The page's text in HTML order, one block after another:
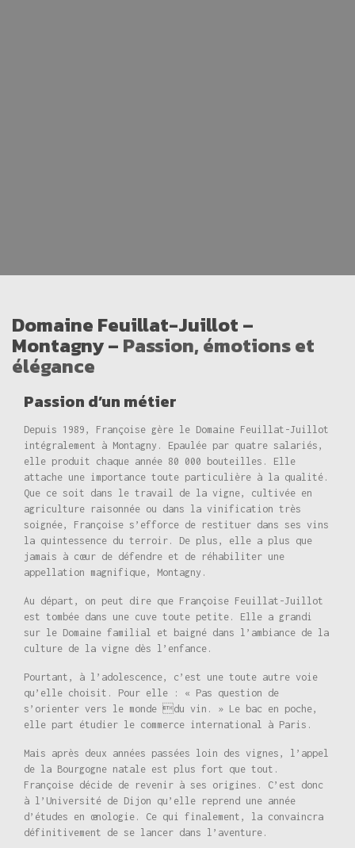
Domaine Feuillat-Juillot –
Montagny – Passion, émotions et
élégance
Passion d’un métier
Depuis 1989, Françoise gère le Domaine Feuillat-Juillot
intégralement à Montagny. Epaulée par quatre salariés,
elle produit chaque année 80 000 bouteilles. Elle
attache une importance toute particulière à la qualité.
Que ce soit dans le travail de la vigne, cultivée en
agriculture raisonnée ou dans la vinification très
soignée, Françoise s’efforce de restituer dans ses vins
la quintessence du terroir. De plus, elle a plus que
jamais à cœur de défendre et de réhabiliter une
appellation magnifique, Montagny.
Au départ, on peut dire que Françoise Feuillat-Juillot
est tombée dans une cuve toute petite. Elle a grandi
sur le Domaine familial et baigné dans l’ambiance de la
culture de la vigne dès l’enfance.
Pourtant, à l’adolescence, c’est une toute autre voie
qu’elle choisit. Pour elle : « Pas question de
s’orienter vers le monde du vin. » Le bac en poche,
elle part étudier le commerce international à Paris.
Mais après deux années passées loin des vignes, l’appel
de la Bourgogne natale est plus fort que tout.
Françoise décide de revenir à ses origines. C’est donc
à l’Université de Dijon qu’elle reprend une année
d’études en œnologie. Ce qui finalement, la convaincra
définitivement de se lancer dans l’aventure.